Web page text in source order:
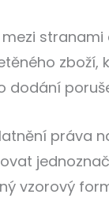
zboží,
dodání
práva
vzorový